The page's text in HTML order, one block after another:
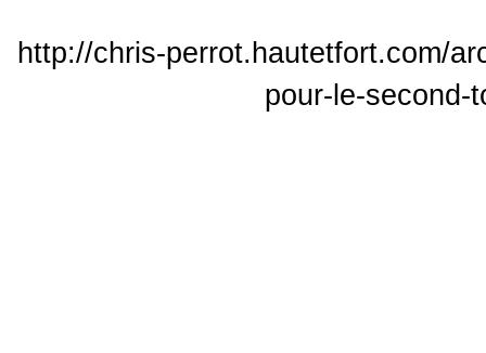
http://chris-perrot.hautetfort.com/
pour-le-second-